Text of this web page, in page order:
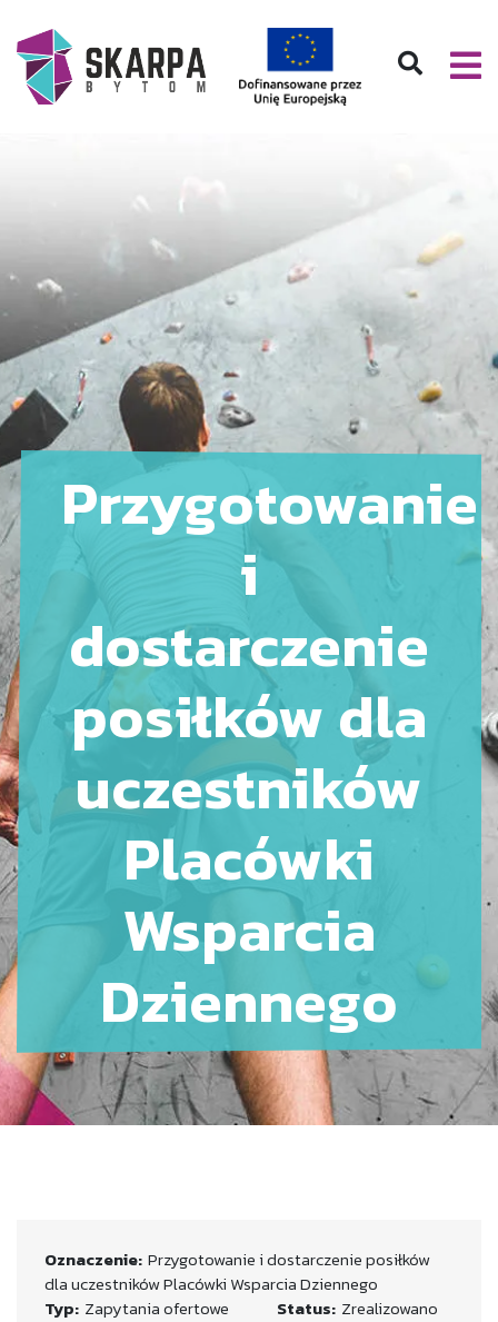
Przygotowanie
i
dostarczenie
posiłków dla
uczestników
Placówki
Wsparcia
Dziennego
Oznaczenie: Przygotowanie i dostarczenie posiłków
dla uczestników Placówki Wsparcia Dziennego
Typ: Zapytania ofertowe Status: Zrealizowano